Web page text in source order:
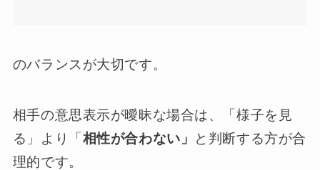
のバランスが大切です。
相手の意思表示が曖昧な場合は、「様子を見
る」より「相性が合わない」
と判断する方が合
理的です。